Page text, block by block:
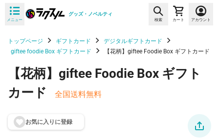
メニュー
グッズ・ノベルティ
検索 カート アカウント
トップページ ギフトカード
デジタルギフトカード
giftee foodie Box ギフトカード
【花柄】giftee Foodie Box ギフトカード
【花柄】giftee Foodie Box ギフト
カード
全国送料無料
お気に入りに登録